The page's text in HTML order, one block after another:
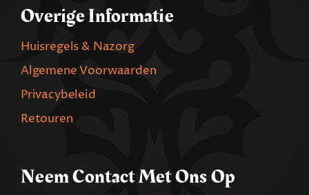
Overige Informatie
Huisregels & Nazorg
Algemene Voorwaarden
Privacybeleid
Retouren
Neem Contact Met Ons Op